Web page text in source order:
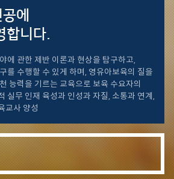
에
합니다.
에 관한 제반 이론과 현상을 탐구하고,
를 수행할 수 있게 하며, 영유아보육의 질을
능력을 기르는 교육으로 보육 수요자의
실무 인재 육성과 인성과 자질, 소통과 연계,
교사 양성